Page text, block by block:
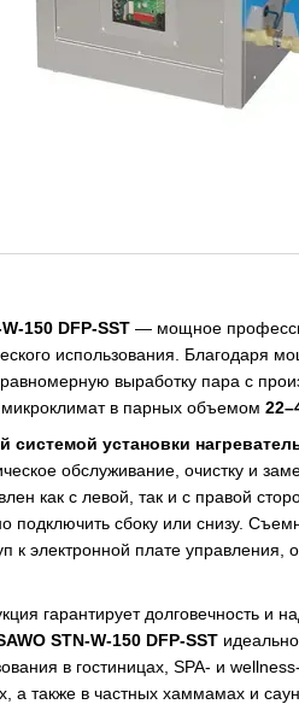
150 DFP-SST — мощное
использования. Благодаря
выработку пара с
микроклимат в парных объемом
системой установки
обслуживание, очистку и
как с левой, так и с правой
подключить сбоку или снизу.
к электронной плате управления,
гарантирует долговечность и
STN-W-150 DFP-SST
в гостиницах, SPA- и
а также в частных хаммамах и